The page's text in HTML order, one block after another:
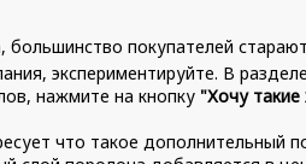
большинство покупателей
экспериментируйте. В разделе
нажмите на кнопку "Хочу
что такое дополнительный